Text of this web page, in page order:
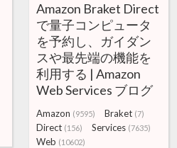
Amazon Braket Direct
で量子コンピュータ
を予約し、ガイダン
スや最先端の機能を
利用する | Amazon
Web Services ブログ
Amazon (9595) Braket (7)
Direct (156) Services (7635)
Web (10602)